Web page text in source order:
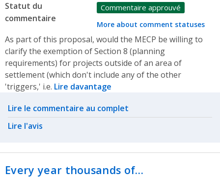
Statut du
commentaire
Commentaire approuvé
More about comment statuses
As part of this proposal, would the MECP be willing to
clarify the exemption of Section 8 (planning
requirements) for projects outside of an area of
settlement (which don't include any of the other
'triggers,' i.e. Lire davantage
Related actions
Lire le commentaire au complet
Lire l'avis
Every year thousands of…